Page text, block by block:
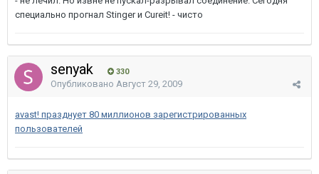
специально прогнал Stinger и Cureit! - чисто
senyak 330
Опубликовано Август 29, 2009
avast! празднует 80 миллионов зарегистрированных
пользователей